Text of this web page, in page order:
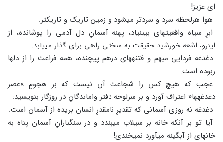
ای عزیز!
هوا هرلحظه سرد و سردتر می‏شود و زمین تاریک و تاریکتر.
ابرِ سیاه واقعیت‏های بی‏بنیاد، پهنه آسمانِ دل آدمی را پوشانده، از
این‏رو، اشعه خورشید حقیقت به سختی راهی برای گذار می‏یابد.
دغدغه فردایی مبهم و فتنه‏های درهم پیچنده، همه فراغت را از دلها
ربوده است.
عجب که هیچ کس را شجاعت آن نیست که بر هجومِ »عصر
دغدغه‏ها« اعتراف آورد و بر سرلوحه دفتر واماندگانِ در روزگار بنویسید:
دغدغه نه روزی آسمانی که تقدیرِ نامقدرِ انسان بریده از آسمان است.
آیا تو بر آنکه خانه بر سیلاب می‏بندد و در سنگبارانِ آسمان پناه به
خانه‏ای از آبگینه می‏آورد نمی‏خندی!